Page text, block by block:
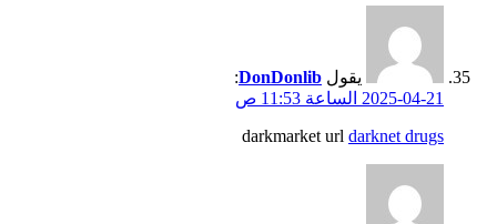
يقول DonDonlib
:
2025-04-21 الساعة 11:53 ص
darkmarket urldarknet drugs